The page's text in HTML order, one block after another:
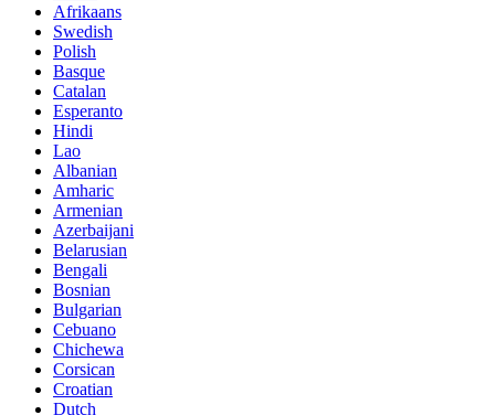
Afrikaans
Swedish
Polish
Basque
Catalan
Esperanto
Hindi
Lao
Albanian
Amharic
Armenian
Azerbaijani
Belarusian
Bengali
Bosnian
Bulgarian
Cebuano
Chichewa
Corsican
Croatian
Dutch